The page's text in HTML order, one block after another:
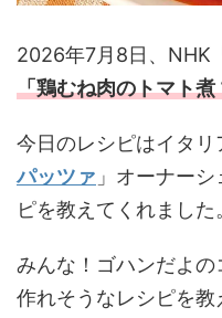
2026年7月8日、NHK
「鶏むね肉のトマト煮
今日のレシピはイタリ
パッツァ 」オーナー
ピを教えてくれました
みんな！ゴハンだよ
作れそうなレシピを